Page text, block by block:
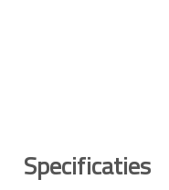
Specificaties